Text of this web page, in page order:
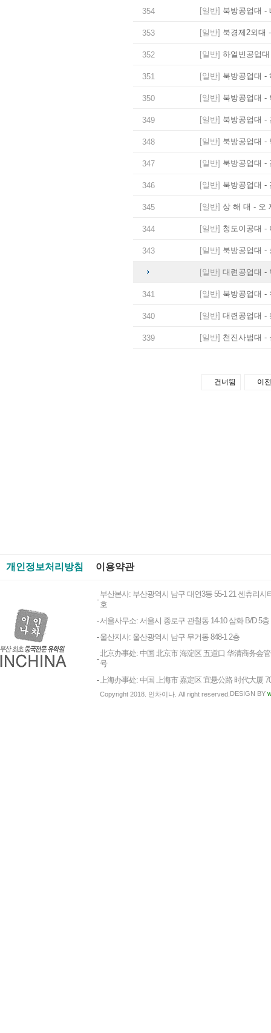
354 [일반] 북방공업대 -
353 [일반] 북경제2외대
352 [일반] 하얼빈공업
351 [일반] 북방공업대 -
350 [일반] 북방공업대 -
349 [일반] 북방공업대 -
348 [일반] 북방공업대 -
347 [일반] 북방공업대 -
346 [일반] 북방공업대 -
345 [일반] 상 해 대 - 오
344 [일반] 청도이공대 -
343 [일반] 북방공업대 -
[일반] 대련공업대 -
341 [일반] 북방공업대 -
340 [일반] 대련공업대 -
339 [일반] 천진사범대 -
건너뜀 이전
개인정보처리방침 이용약관
부산본사: 부산광역시 남구 대연3동 55-1 21 센츄리시
호
서울사무소: 서울시 종로구 관철동 14-10 삼화 B/D 5층
울산지사: 울산광역시 남구 무거동 848-1 2층
北京办事处: 中国 北京市 海淀区 五道口 华清商务会管
号
上海办事处: 中国 上海市 嘉定区 宜悬公路 时代大厦
Copyright 2018. 인차이나. All right reserved. DESIGN BY